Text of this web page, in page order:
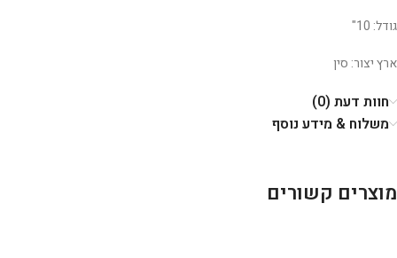
גודל: 10"
ארץ יצור: סין
חוות דעת (0)
משלוח & מידע נוסף
מוצרים קשורים